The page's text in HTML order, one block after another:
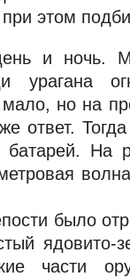
этом
и ночь.
урагана
но на
ответ.
батарей. На
было
ядовито-
части